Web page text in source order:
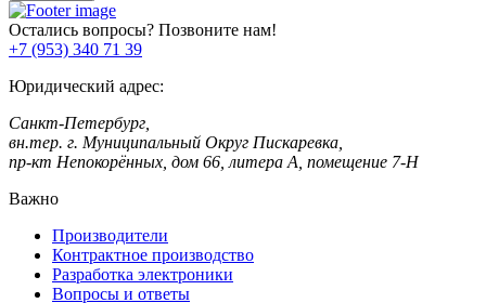
Остались вопросы? Позвоните нам!
+7 (953) 340 71 39
Юридический адрес:
Санкт-Петербург,
вн.тер. г. Муниципальный Округ Пискаревка,
пр-кт Непокорённых, дом 66, литера А, помещение 7-Н
Важно
Производители
Контрактное производство
Разработка электроники
Вопросы и ответы